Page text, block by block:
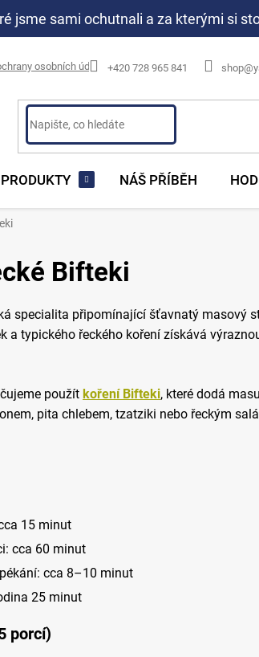
jsme sami ochutnali a za kterými si
+420 728 965 841
osobních údajů
NÁŠ PŘÍBĚH
Bifteki
specialita připomínající šťavnatý masový
a typického řeckého koření získává
použít koření Bifteki, které dodá
pita chlebem, tzatziki nebo řeckým
15 minut
cca 60 minut
cca 8–10 minut
25 minut
porcí)